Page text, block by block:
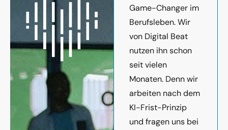
Game-Changer im
Berufsleben. Wir
von Digital Beat
nutzen ihn schon
seit vielen
Monaten. Denn wir
arbeiten nach dem
KI-Frist-Prinzip
und fragen uns bei